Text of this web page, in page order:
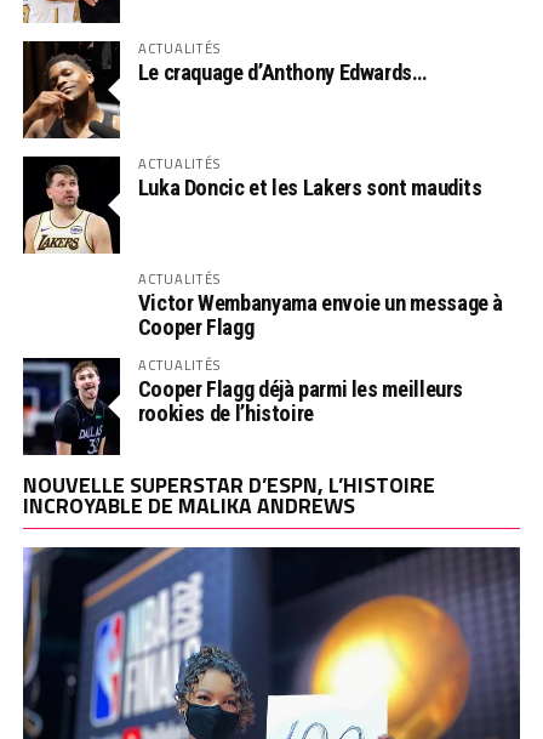
ACTUALITÉS
Le craquage d’Anthony Edwards…
ACTUALITÉS
Luka Doncic et les Lakers sont maudits
ACTUALITÉS
Victor Wembanyama envoie un message à
Cooper Flagg
ACTUALITÉS
Cooper Flagg déjà parmi les meilleurs
rookies de l’histoire
NOUVELLE SUPERSTAR D’ESPN, L’HISTOIRE
INCROYABLE DE MALIKA ANDREWS